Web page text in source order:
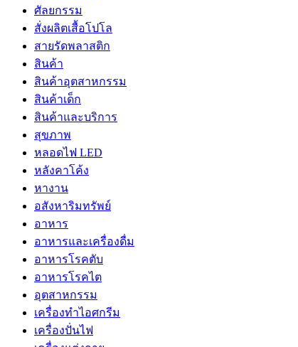
ศัลยกรรม
สั่งผลิตเสื้อโปโล
สายรัดพลาสติก
สินค้า
สินค้าอุตสาหกรรม
สินค้าเด็ก
สินค้าและบริการ
สุขภาพ
หลอดไฟ LED
หลังคาโค้ง
หางาน
อสังหาริมทรัพย์
อาหาร
อาหารและเครื่องดื่ม
อาหารโรคตับ
อาหารโรคไต
อุตสาหกรรม
เครื่องทำไอศกรีม
เครื่องปั่นไฟ